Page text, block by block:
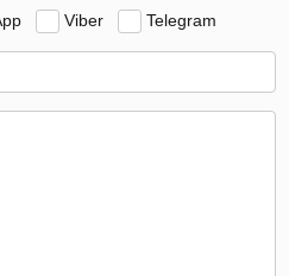
Viber Telegram